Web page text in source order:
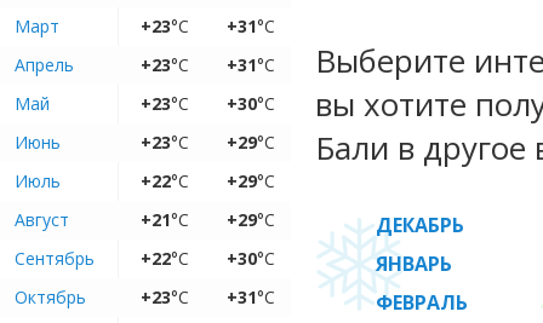
Март
+23°C +31°C
Апрель
+23°C +31°C
Май
+23°C +30°C
Июнь
+23°C +29°C
Июль
+22°C +29°C
Август
+21°C +29°C
Сентябрь
+22°C +30°C
Октябрь
+23°C +31°C
Выберите
вы хотите
Бали в другое
ДЕКАБРЬ
ЯНВАРЬ
ФЕВРАЛЬ